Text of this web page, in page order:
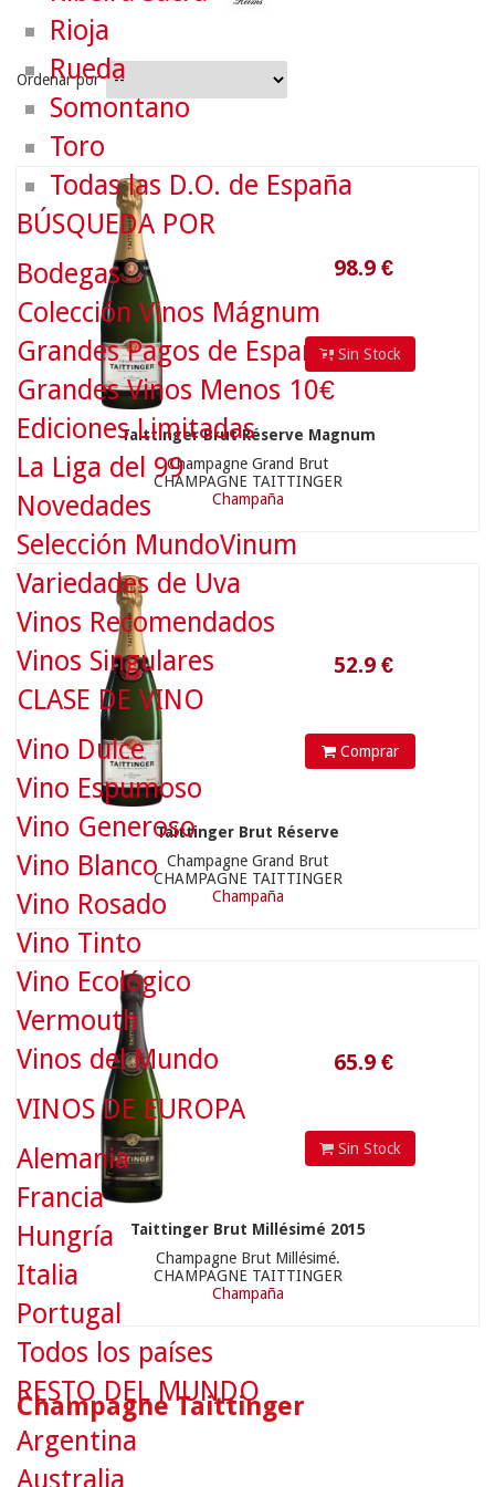
Ordenar por
98.9€
Sin Stock
Taittinger Brut Réserve Magnum
Champagne Grand Brut
CHAMPAGNE TAITTINGER
Champaña
Comprar
Taittinger Brut Réserve
Champagne Grand Brut
CHAMPAGNE TAITTINGER
Champaña
Sin Stock
Taittinger Brut Millésimé 2015
Champagne Brut Millésimé.
CHAMPAGNE TAITTINGER
Champaña
Champagne Taittinger
Rioja
Rueda
Somontano
Toro
Todas las D.O. de España
BÚSQUEDA POR
Bodegas
Colección Vinos Mágnum
Grandes Pagos de España
Grandes Vinos Menos 10€
Ediciones Limitadas
La Liga del 99
Novedades
Selección MundoVinum
Variedades de Uva
Vinos Recomendados
Vinos Singulares
CLASE DE VINO
Vino Dulce
Vino Espumoso
Vino Generoso
Vino Blanco
Vino Rosado
Vino Tinto
Vino Ecológico
Vermouth
Vinos del Mundo
VINOS DE EUROPA
Alemania
Francia
Hungría
Italia
Portugal
Todos los países
RESTO DEL MUNDO
Argentina
Australia